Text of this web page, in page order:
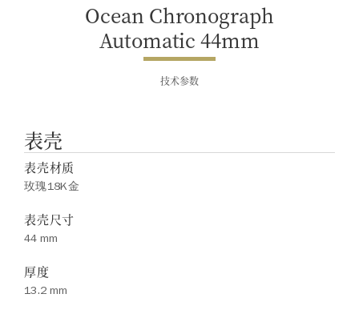
Ocean Chronograph
Automatic 44mm
技术参数
表壳
表壳材质
玫瑰18K金
表壳尺寸
44 mm
厚度
13.2 mm